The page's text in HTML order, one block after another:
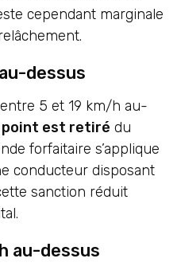
cependant marginale
dessus
5 et 19 km/h au-
point est retiré du
forfaitaire s’applique
conducteur disposant
sanction réduit
au-dessus